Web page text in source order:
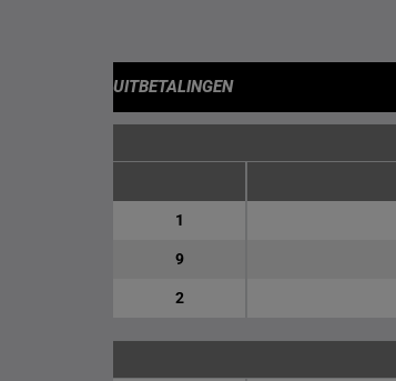
UITBETALINGEN
1
9
2